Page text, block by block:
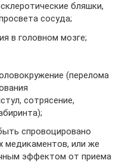
бляшки,
сосуда;
в головном мозге;
(перелома
сотрясение,
спровоцировано
медикаментов, или же
эффектом от приема